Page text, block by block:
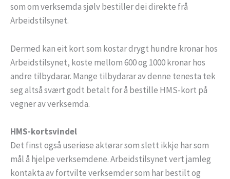
som om verksemda sjølv bestiller dei direkte frå
Arbeidstilsynet.
Dermed kan eit kort som kostar drygt hundre kronar hos
Arbeidstilsynet, koste mellom 600 og 1000 kronar hos
andre tilbydarar. Mange tilbydarar av denne tenesta tek
seg altså svært godt betalt for å bestille HMS-kort på
vegner av verksemda.
HMS-kortsvindel
Det finst også useriøse aktørar som slett ikkje har som
mål å hjelpe verksemdene. Arbeidstilsynet vert jamleg
kontakta av fortvilte verksemder som har bestilt og